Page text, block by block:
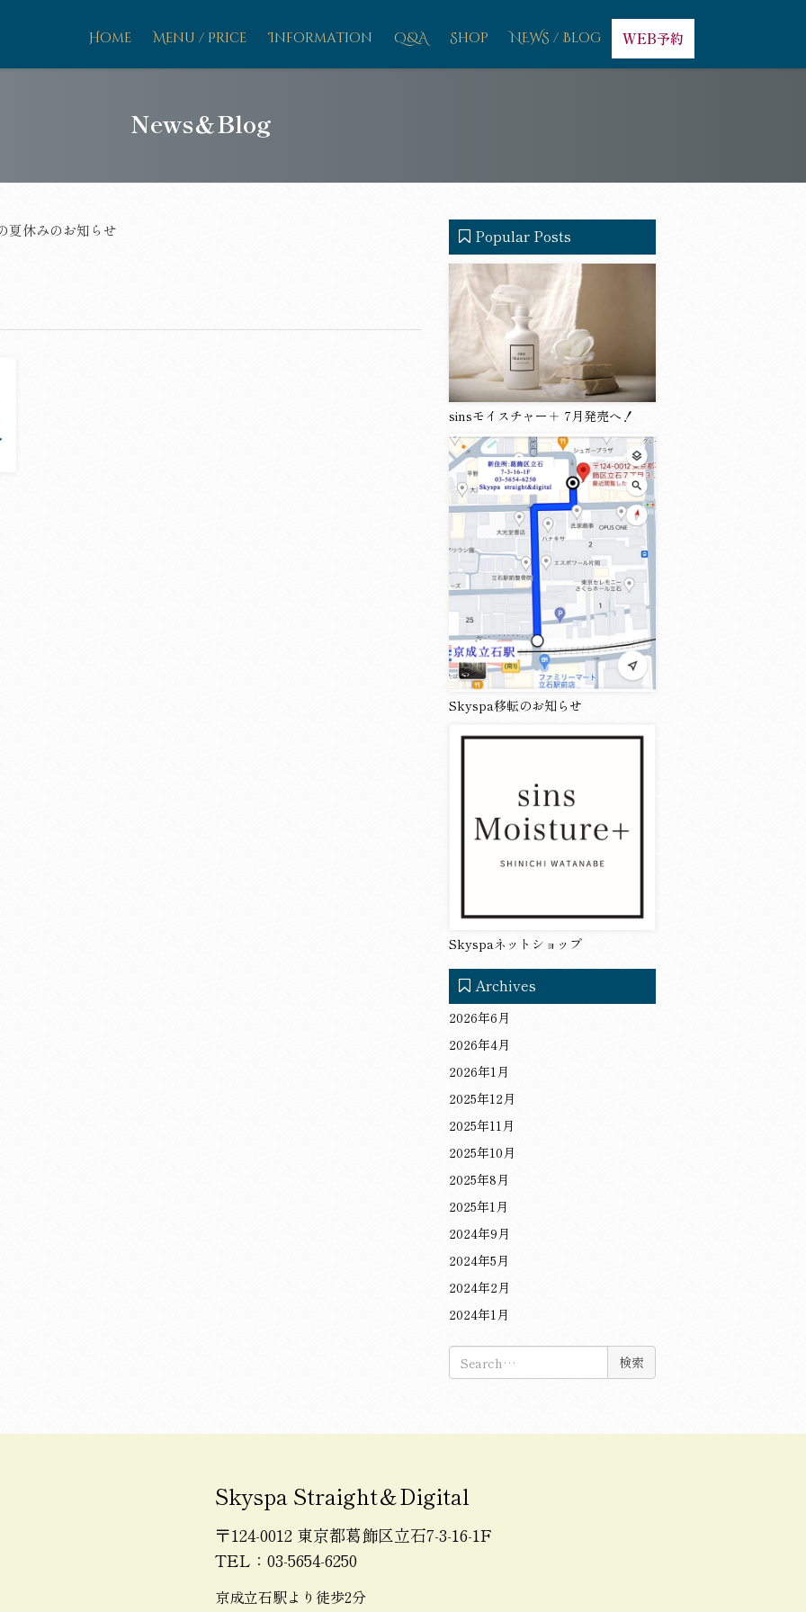
Home Menu / Price Information Q&A Shop NEWS / Blog WEB予約
News＆Blog
夏休みのお知らせ Popular Posts
sinsモイスチャー＋ 7月発売へ！
Skyspa移転のお知らせ
Skyspaネットショップ
Archives
2026年6月
2026年4月
2026年1月
2025年12月
2025年11月
2025年10月
2025年8月
2025年1月
2024年9月
2024年5月
2024年2月
2024年1月
検
索:
Skyspa Straight＆Digital
〒124-0012 東京都葛飾区立石7-3-16-1F
TEL：03-5654-6250
京成立石駅より徒歩2分